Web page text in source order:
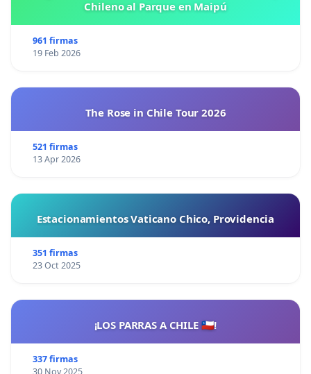
Chileno al Parque en Maipú
961 firmas
19 Feb 2026
The Rose in Chile Tour 2026
521 firmas
13 Apr 2026
Estacionamientos Vaticano Chico, Providencia
351 firmas
23 Oct 2025
¡LOS PARRAS A CHILE 🇨🇱!
337 firmas